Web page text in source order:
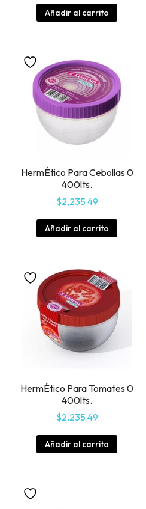
Añadir al carrito
HermÉtico Para Cebollas 0
400lts.
$2,235.49
Añadir al carrito
HermÉtico Para Tomates 0
400lts.
$2,235.49
Añadir al carrito